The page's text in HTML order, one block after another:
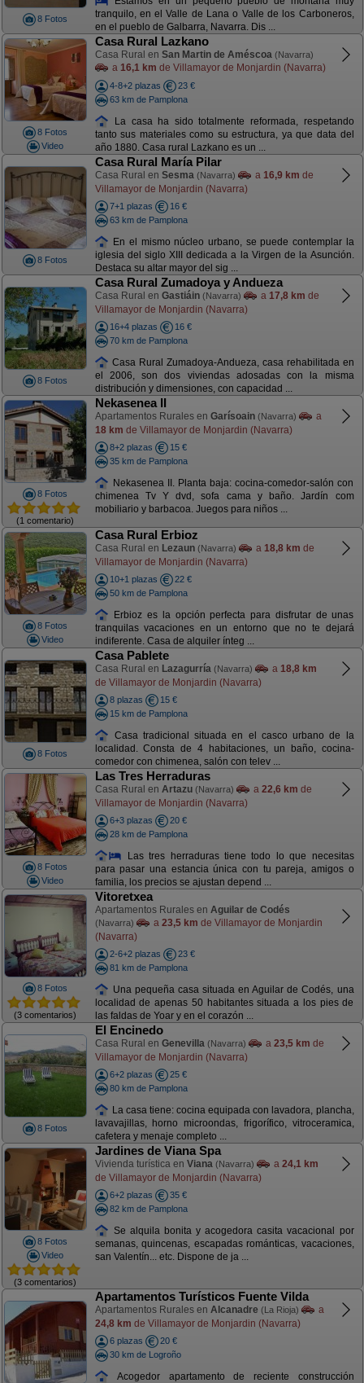
8 Fotos
tranquilo, en el Valle de Lana o Valle de los Carboneros,
en el pueblo de Galbarra, Navarra. Dis ...
8 Fotos
Video
Casa Rural Lazkano
Casa Rural en San Martin de Améscoa (Navarra)
a 16,1 km de Villamayor de Monjardin (Navarra)
4-8+2 plazas
23 €
63 km de Pamplona
La casa ha sido totalmente reformada, respetando
tanto sus materiales como su estructura, ya que data del
año 1880. Casa rural Lazkano es un ...
8 Fotos
Casa Rural María Pilar
Casa Rural en Sesma (Navarra) a 16,9 km de
Villamayor de Monjardin (Navarra)
7+1 plazas
16 €
63 km de Pamplona
En el mismo núcleo urbano, se puede contemplar la
iglesia del siglo XIII dedicada a la Virgen de la Asunción.
Destaca su altar mayor del sig ...
8 Fotos
Casa Rural Zumadoya y Andueza
Casa Rural en Gastiáin (Navarra) a 17,8 km de
Villamayor de Monjardin (Navarra)
16+4 plazas
16 €
70 km de Pamplona
Casa Rural Zumadoya-Andueza, casa rehabilitada en
el 2006, son dos viviendas adosadas con la misma
distribución y dimensiones, con capacidad ...
8 Fotos
(1 comentario)
Nekasenea II
Apartamentos Rurales en Garísoain (Navarra)
a
18 km de Villamayor de Monjardin (Navarra)
8+2 plazas
15 €
35 km de Pamplona
Nekasenea II. Planta baja: cocina-comedor-salón con
chimenea Tv Y dvd, sofa cama y baño. Jardín com
mobiliario y barbacoa. Juegos para niños ...
8 Fotos
Video
Casa Rural Erbioz
Casa Rural en Lezaun (Navarra) a 18,8 km de
Villamayor de Monjardin (Navarra)
10+1 plazas
22 €
50 km de Pamplona
Erbioz es la opción perfecta para disfrutar de unas
tranquilas vacaciones en un entorno que no te dejará
indiferente. Casa de alquiler ínteg ...
8 Fotos
Casa Pablete
Casa Rural en Lazagurría (Navarra) a 18,8 km
de Villamayor de Monjardin (Navarra)
8 plazas
15 €
15 km de Pamplona
Casa tradicional situada en el casco urbano de la
localidad. Consta de 4 habitaciones, un baño, cocina-
comedor con chimenea, salón con telev ...
8 Fotos
Video
Las Tres Herraduras
Casa Rural en Artazu (Navarra) a 22,6 km de
Villamayor de Monjardin (Navarra)
6+3 plazas
20 €
28 km de Pamplona
Las tres herraduras tiene todo lo que necesitas
para pasar una estancia única con tu pareja, amigos o
familia, los precios se ajustan depend ...
8 Fotos
(3 comentarios)
Vitoretxea
Apartamentos Rurales en Aguilar de Codés
(Navarra) a 23,5 km de Villamayor de Monjardin
(Navarra)
2-6+2 plazas
23 €
81 km de Pamplona
Una pequeña casa situada en Aguilar de Codés, una
localidad de apenas 50 habitantes situada a los pies de
las faldas de Yoar y en el corazón ...
8 Fotos
El Encinedo
Casa Rural en Genevilla (Navarra) a 23,5 km de
Villamayor de Monjardin (Navarra)
6+2 plazas
25 €
80 km de Pamplona
La casa tiene: cocina equipada con lavadora, plancha,
lavavajillas, horno microondas, frigorífico, vitroceramica,
cafetera y menaje completo ...
8 Fotos
Video
(3 comentarios)
Jardines de Viana Spa
Vivienda turística en Viana (Navarra) a 24,1 km
de Villamayor de Monjardin (Navarra)
6+2 plazas
35 €
82 km de Pamplona
Se alquila bonita y acogedora casita vacacional por
semanas, quincenas, escapadas románticas, vacaciones,
san Valentín... etc. Dispone de ja ...
Apartamentos Turísticos Fuente Vilda
Apartamentos Rurales en Alcanadre (La Rioja)
a
24,8 km de Villamayor de Monjardin (Navarra)
6 plazas
20 €
30 km de Logroño
Acogedor apartamento de reciente construcción